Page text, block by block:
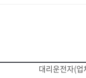
대리운전자(